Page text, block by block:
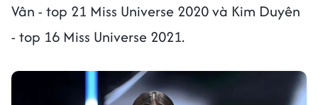
Vân - top 21 Miss Universe 2020 và Kim Duyên
- top 16 Miss Universe 2021.